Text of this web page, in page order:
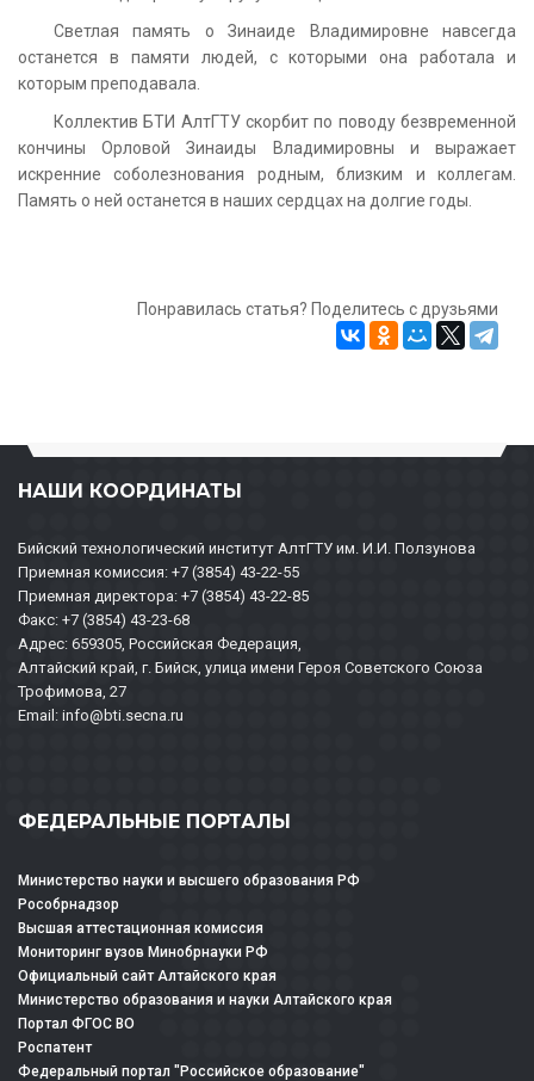
Светлая память о Зинаиде Владимировне навсегда
останется в памяти людей, с которыми она работала и
которым преподавала.
Коллектив БТИ АлтГТУ скорбит по поводу безвременной
кончины Орловой Зинаиды Владимировны и выражает
искренние соболезнования родным, близким и коллегам.
Память о ней останется в наших сердцах на долгие годы.
Понравилась статья? Поделитесь с друзьями
НАШИ КООРДИНАТЫ
Бийский технологический институт АлтГТУ им. И.И. Ползунова
Приемная комиссия: +7 (3854) 43-22-55
Приемная директора: +7 (3854) 43-22-85
Факс: +7 (3854) 43-23-68
Адрес: 659305, Российская Федерация,
Алтайский край, г. Бийск, улица имени Героя Советского Союза
Трофимова, 27
Email: info@bti.secna.ru
ФЕДЕРАЛЬНЫЕ ПОРТАЛЫ
Министерство науки и высшего образования РФ
Рособрнадзор
Высшая аттестационная комиссия
Мониторинг вузов Минобрнауки РФ
Официальный сайт Алтайского края
Министерство образования и науки Алтайского края
Портал ФГОС ВО
Роспатент
Федеральный портал "Российское образование"